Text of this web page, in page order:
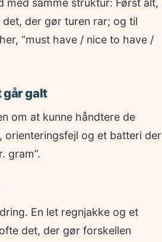
samme struktur: Først alt,
der gør turen rar; og til
“must have / nice to have /
går galt
om at kunne håndtere de
orienteringsfejl og et batteri der
gram”.
En let regnjakke og et
det, der gør forskellen